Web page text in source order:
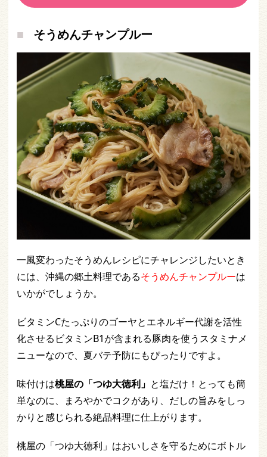
そうめんチャンプルー
一風変わったそうめんレシピにチャレンジしたいとき
には、沖縄の郷土料理であるそうめんチャンプルーは
いかがでしょうか。
ビタミンCたっぷりのゴーヤとエネルギー代謝を活性
化させるビタミンB1が含まれる豚肉を使うスタミナメ
ニューなので、夏バテ予防にもぴったりですよ。
味付けは桃屋の「つゆ大徳利」 と塩だけ！とっても簡
単なのに、まろやかでコクがあり、だしの旨みをしっ
かりと感じられる絶品料理に仕上がります。
桃屋の「つゆ大徳利」はおいしさを守るためにボトル